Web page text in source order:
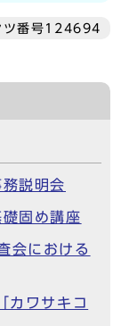
ツ番号124694
説明会
固め講座
会における
カワサキコ